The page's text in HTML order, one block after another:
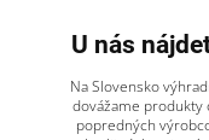
U nás
Na Slovensko
dovážame produkty
popredných